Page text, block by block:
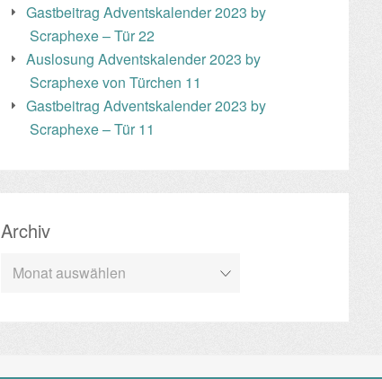
Gastbeitrag Adventskalender 2023 by
Scraphexe – Tür 22
Auslosung Adventskalender 2023 by
Scraphexe von Türchen 11
Gastbeitrag Adventskalender 2023 by
Scraphexe – Tür 11
Archiv
Archiv